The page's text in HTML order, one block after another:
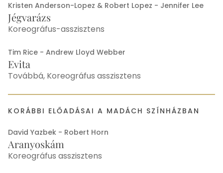
Kristen Anderson-Lopez & Robert Lopez - Jennifer Lee
Jégvarázs
Koreográfus-asszisztens
Tim Rice - Andrew Lloyd Webber
Evita
Továbbá, Koreográfus asszisztens
KORÁBBI ELŐADÁSAI A MADÁCH SZÍNHÁZBAN
David Yazbek - Robert Horn
Aranyoskám
Koreográfus asszisztens